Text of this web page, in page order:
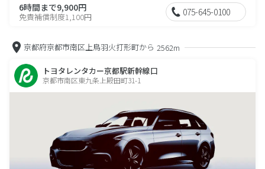
6時間まで9,900円
免責補償制度1,100円 075-645-0100
京都府京都市南区上鳥羽火打形町から 2562m
トヨタレンタカー京都駅新幹線口
京都市南区東九条上殿田町31-1